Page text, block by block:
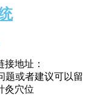
地址：
题或者建议可以留
灸穴位